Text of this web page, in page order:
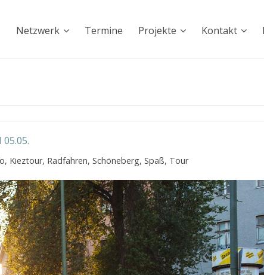
Netzwerk Termine Projekte Kontakt
05.05.
, Kieztour, Radfahren, Schöneberg, Spaß, Tour